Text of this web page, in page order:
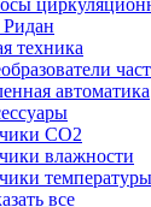
техника
автоматика
CO2
влажности
температуры
все